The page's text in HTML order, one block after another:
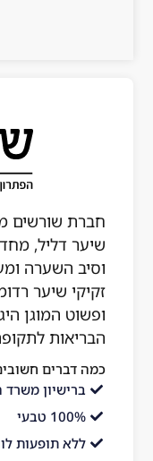
חברת שורשים
שיער דליל,
וסיב השערה
זקיקי שיער
ופשוט המוגן
הבריאות
כמה דברים
ברישיון משרד
100% טבעי
ללא תופעות